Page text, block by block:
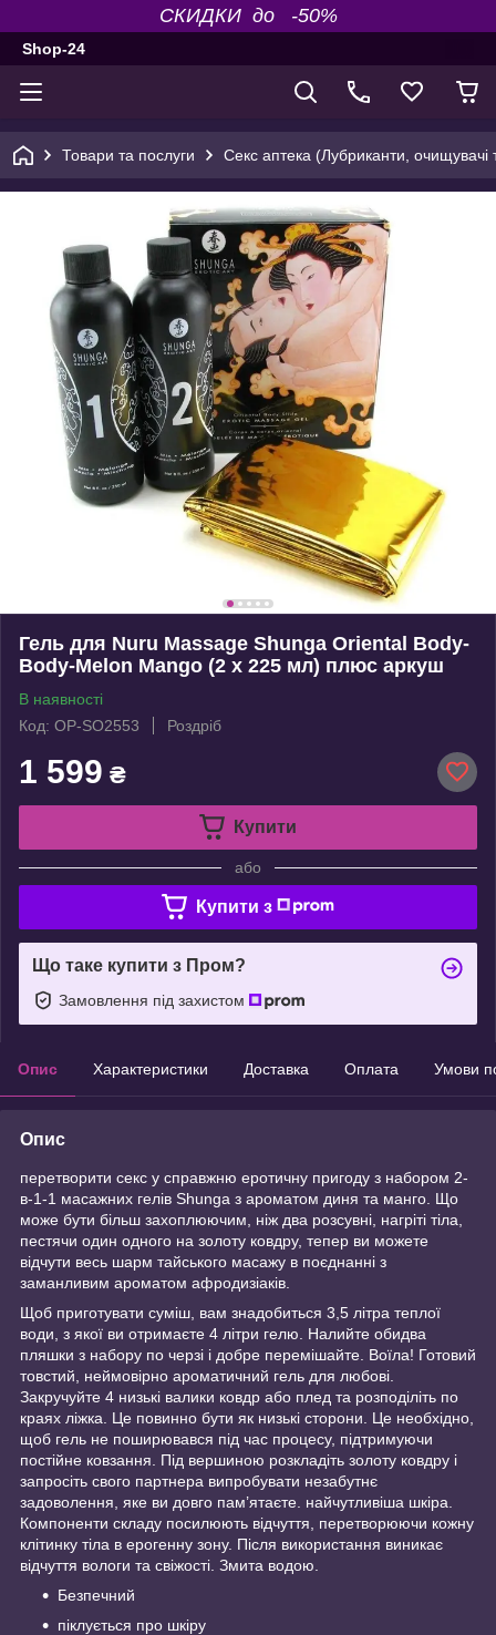
СКИДКИ до -50%
Shop-24
Товари та послуги Секс аптека (Лубриканти, очищувачі
Гель для Nuru Massage Shunga Oriental Body-
Body-Melon Mango (2 х 225 мл) плюс аркуш
В наявності
Код: OP-SO2553
Роздріб
1 599 ₴
Купити
або
Купити з
Що таке купити з Пром?
Замовлення під захистом
Опис Характеристики Доставка Оплата Умови
Опис
перетворити секс у справжню еротичну пригоду з набором 2-
в-1-1 масажних гелів Shunga з ароматом диня та манго. Що
може бути більш захоплюючим, ніж два розсувні, нагріті тіла,
пестячи один одного на золоту ковдру, тепер ви можете
відчути весь шарм тайського масажу в поєднанні з
заманливим ароматом афродизіаків.
Щоб приготувати суміш, вам знадобиться 3,5 літра теплої
води, з якої ви отримаєте 4 літри гелю. Налийте обидва
пляшки з набору по черзі і добре перемішайте. Воїла! Готовий
товстий, неймовірно ароматичний гель для любові.
Закручуйте 4 низькі валики ковдр або плед та розподіліть по
краях ліжка. Це повинно бути як низькі сторони. Це необхідно,
щоб гель не поширювався під час процесу, підтримуючи
постійне ковзання. Під вершиною розкладіть золоту ковдру і
запросіть свого партнера випробувати незабутнє
задоволення, яке ви довго пам’ятаєте. найчутливіша шкіра.
Компоненти складу посилюють відчуття, перетворюючи кожну
клітинку тіла в ерогенну зону. Після використання виникає
відчуття вологи та свіжості. Змита водою.
Безпечний
піклується про шкіру